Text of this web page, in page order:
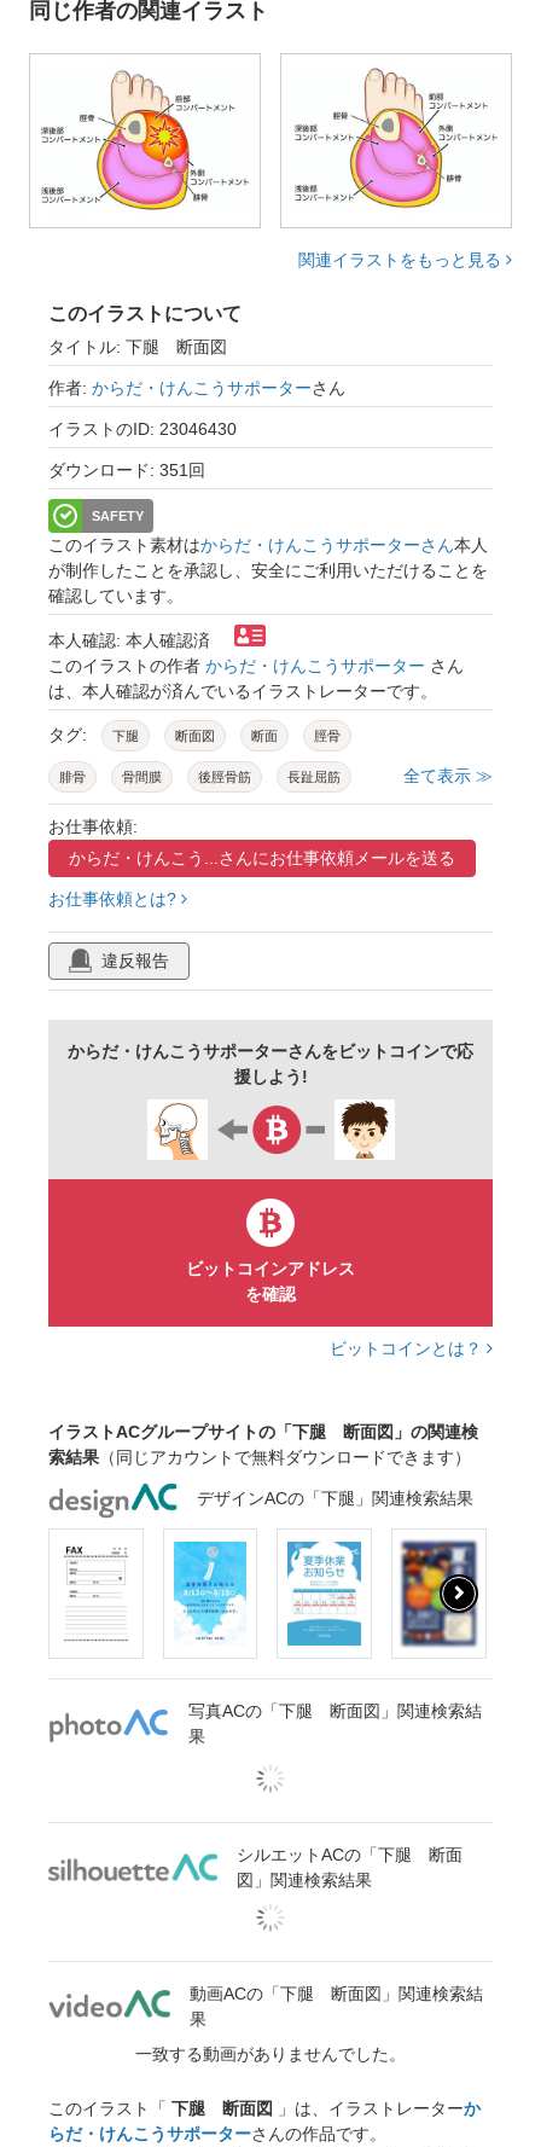
同じ作者の関連イラスト
関連イラストをもっと見る
このイラストについて
タイトル: 下腿 断面図
作者: からだ・けんこうサポーターさん
イラストのID: 23046430
ダウンロード: 351回
SAFETY
このイラスト素材はからだ・けんこうサポーターさん本人
が制作したことを承認し、安全にご利用いただけることを
確認しています。
本人確認: 本人確認済
このイラストの作者 からだ・けんこうサポーター さん
は、本人確認が済んでいるイラストレーターです。
タグ: 下腿 断面図 断面 脛骨
腓骨 骨間膜 後脛骨筋 長趾屈筋
長母趾屈筋
短腓骨筋 長腓骨筋 長趾伸筋
長母趾伸筋 前脛骨筋
解剖学
全て表示 ≫
お仕事依頼:
からだ・けんこう...さんにお仕事依頼メールを送る
お仕事依頼とは?
違反報告
からだ・けんこうサポーターさんをビットコインで応
援しよう!
ビットコインアドレス
を確認
ビットコインとは？
イラストACグループサイトの「下腿 断面図」の関連検
索結果 （同じアカウントで無料ダウンロードできます）
デザインACの「下腿」関連検索結果
写真ACの「下腿 断面図」関連検索結
果
シルエットACの「下腿 断面
図」関連検索結果
動画ACの「下腿 断面図」関連検索結
果
一致する動画がありませんでした。
このイラスト「 下腿 断面図 」は、イラストレーターか
らだ・けんこうサポーターさんの作品です。